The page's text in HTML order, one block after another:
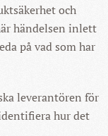
och
händelsen inlett
på vad som har
leverantören för
hur det